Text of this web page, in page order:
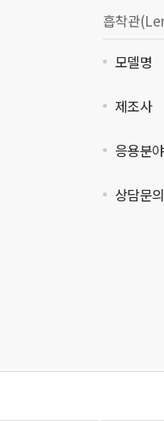
흡착관
모델명
제조사
응용분야
상담문의